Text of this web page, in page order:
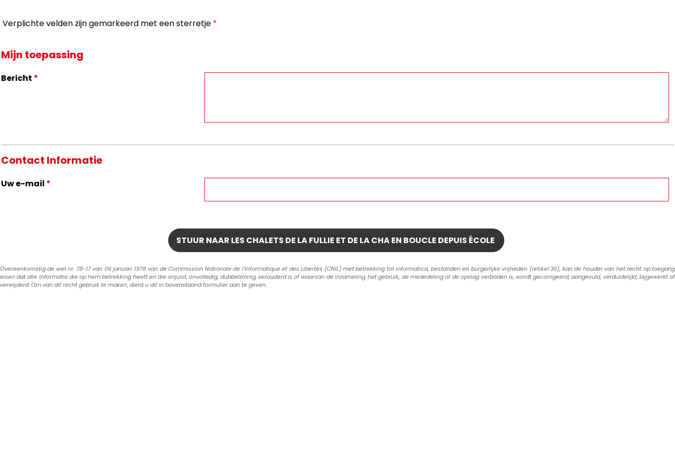
Verplichte velden zijn gemarkeerd met een sterretje *
Mijn toepassing
Bericht *
Contact Informatie
Uw e-mail *
Overeenkomstig de wet nr. 78-17 van 06 januari 1978 van de Commission Nationale de l'Informatique et des Libertés (CNIL) met betrekking tot informatica, bestanden en burgerlijke vrijheden (artikel 36), kan de houder van het recht op toegang
eisen dat alle informatie die op hem betrekking heeft en die onjuist, onvolledig, dubbelzinnig, verouderd is of waarvan de inzameling, het gebruik, de mededeling of de opslag verboden is, wordt gecorrigeerd, aangevuld, verduidelijkt, bijgewerkt of
verwijderd. Om van dit recht gebruik te maken, dient u dit in bovenstaand formulier aan te geven.